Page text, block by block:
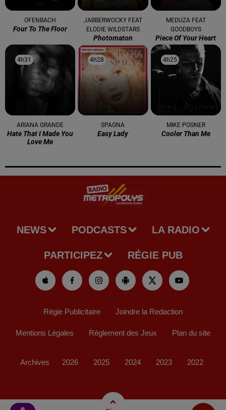
OFENBACH
Four To The Floor
JABBERWOCKY FEAT
ELODIE WILDSTARS
Photomaton
MEDUZA FEAT
GOODBOYS
Piece Of Your Heart
4h31
4h31
ARIANA GRANDE
Hate That I Made You
Love Me
4h28
4h28
SPAGNA
Easy Lady
4h25
4h25
MIKE POSNER
Cooler Than Me
NEWS PODCASTS LA RADIO
PARTICIPEZ RÉGIE PUB
Régie Publicitaire Joindre la Redaction
Mentions Légales Règlement des Jeux Plan du site
Archives 2026 2025 2024 2023 2022